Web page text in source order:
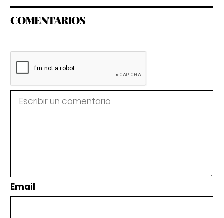
COMENTARIOS
Email